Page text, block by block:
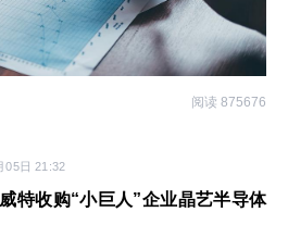
阅读 875676
05日 21:32
特收购“小巨人”企业晶艺半导体